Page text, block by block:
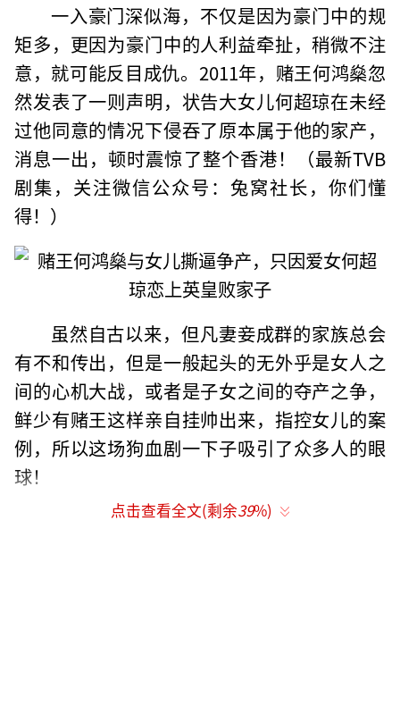
一入豪门深似海，不仅是因为豪门中的规
矩多，更因为豪门中的人利益牵扯，稍微不注
意，就可能反目成仇。2011年，赌王何鸿燊忽
然发表了一则声明，状告大女儿何超琼在未经
过他同意的情况下侵吞了原本属于他的家产，
消息一出，顿时震惊了整个香港！（最新TVB
剧集，关注微信公众号：兔窝社长，你们懂
得！）
虽然自古以来，但凡妻妾成群的家族总会
有不和传出，但是一般起头的无外乎是女人之
间的心机大战，或者是子女之间的夺产之争，
鲜少有赌王这样亲自挂帅出来，指控女儿的案
例，所以这场狗血剧一下子吸引了众多人的眼
球！
点击查看全文(剩余39%)